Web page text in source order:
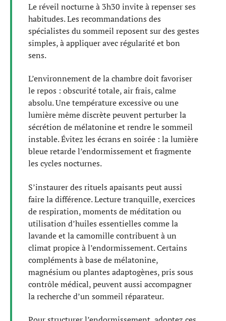
Le réveil nocturne à 3h30 invite à repenser ses
habitudes. Les recommandations des
spécialistes du sommeil reposent sur des gestes
simples, à appliquer avec régularité et bon
sens.
L’environnement de la chambre doit favoriser
le repos : obscurité totale, air frais, calme
absolu. Une température excessive ou une
lumière même discrète peuvent perturber la
sécrétion de mélatonine et rendre le sommeil
instable. Évitez les écrans en soirée : la lumière
bleue retarde l’endormissement et fragmente
les cycles nocturnes.
S’instaurer des rituels apaisants peut aussi
faire la différence. Lecture tranquille, exercices
de respiration, moments de méditation ou
utilisation d’huiles essentielles comme la
lavande et la camomille contribuent à un
climat propice à l’endormissement. Certains
compléments à base de mélatonine,
magnésium ou plantes adaptogènes, pris sous
contrôle médical, peuvent aussi accompagner
la recherche d’un sommeil réparateur.